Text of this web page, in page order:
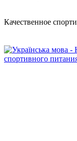
Качественное